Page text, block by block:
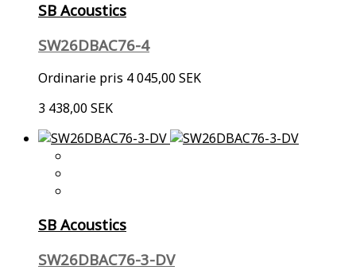
SB Acoustics
SW26DBAC76-4
Ordinarie pris 4 045,00 SEK
3 438,00 SEK
SB Acoustics
SW26DBAC76-3-DV